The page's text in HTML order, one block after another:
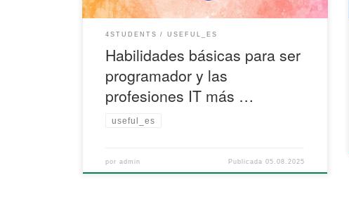
4STUDENTS USEFUL_ES
Habilidades básicas para ser
programador y las
profesiones IT más …
useful_es
poradmin Publicada 05.08.2025